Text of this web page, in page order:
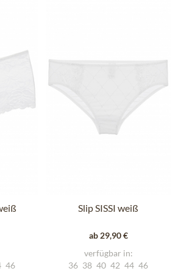
46
Slip SISSI weiß
ab 29,90 €
verfügbar in:
36 38 40 42 44 46